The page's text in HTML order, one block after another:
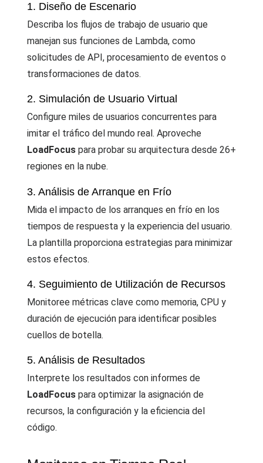
1. Diseño de Escenario
Describa los flujos de trabajo de usuario que
manejan sus funciones de Lambda, como
solicitudes de API, procesamiento de eventos o
transformaciones de datos.
2. Simulación de Usuario Virtual
Configure miles de usuarios concurrentes para
imitar el tráfico del mundo real. Aproveche
LoadFocus para probar su arquitectura desde 26+
regiones en la nube.
3. Análisis de Arranque en Frío
Mida el impacto de los arranques en frío en los
tiempos de respuesta y la experiencia del usuario.
La plantilla proporciona estrategias para minimizar
estos efectos.
4. Seguimiento de Utilización de Recursos
Monitoree métricas clave como memoria, CPU y
duración de ejecución para identificar posibles
cuellos de botella.
5. Análisis de Resultados
Interprete los resultados con informes de
LoadFocus para optimizar la asignación de
recursos, la configuración y la eficiencia del
código.